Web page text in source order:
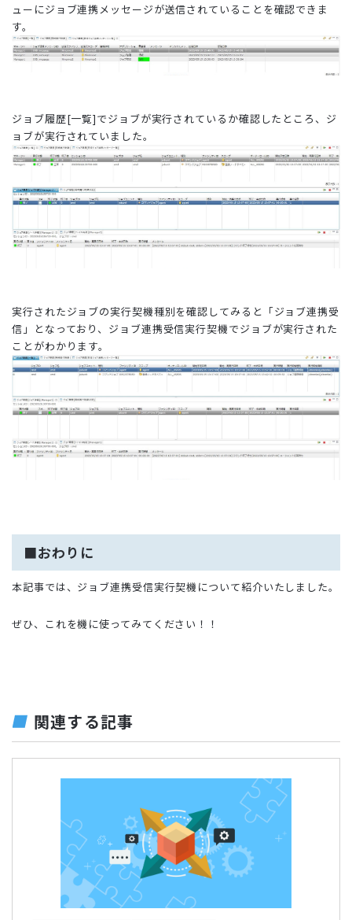
ューにジョブ連携メッセージが送信されていることを確認できま
す。
ジョブ履歴[一覧]でジョブが実行されているか確認したところ、ジ
ョブが実行されていました。
実行されたジョブの実行契機種別を確認してみると「ジョブ連携受
信」となっており、ジョブ連携受信実行契機でジョブが実行された
ことがわかります。
■おわりに
本記事では、ジョブ連携受信実行契機について紹介いたしました。
ぜひ、これを機に使ってみてください！！
関連する記事